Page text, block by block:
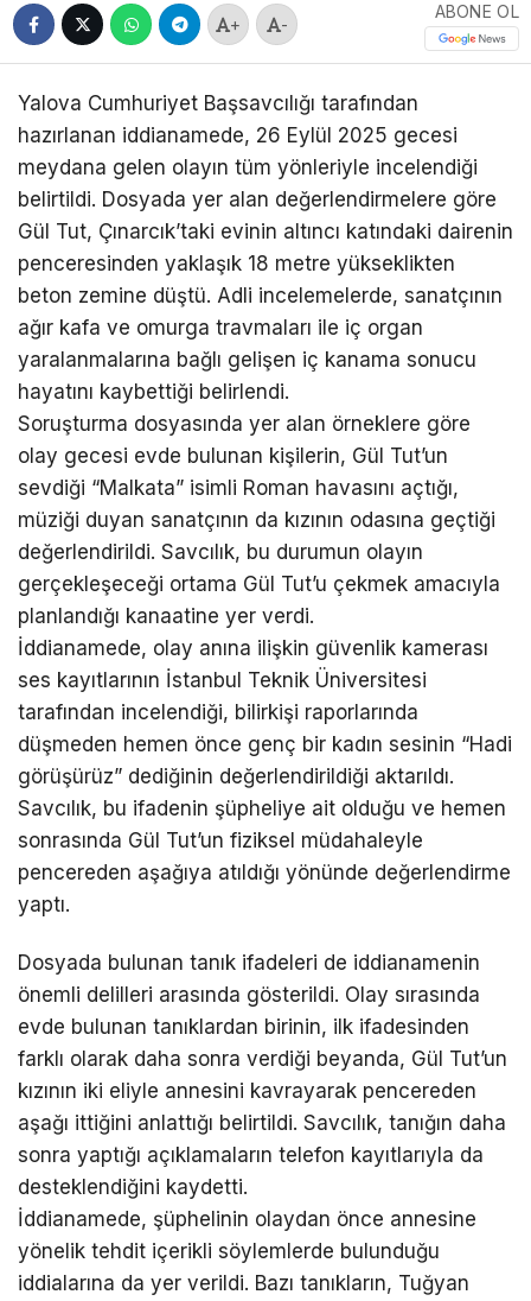
+ -
ABONE OL
Yalova Cumhuriyet Başsavcılığı tarafından
hazırlanan iddianamede, 26 Eylül 2025 gecesi
meydana gelen olayın tüm yönleriyle incelendiği
belirtildi. Dosyada yer alan değerlendirmelere göre
Gül Tut, Çınarcık’taki evinin altıncı katındaki dairenin
penceresinden yaklaşık 18 metre yükseklikten
beton zemine düştü. Adli incelemelerde, sanatçının
ağır kafa ve omurga travmaları ile iç organ
yaralanmalarına bağlı gelişen iç kanama sonucu
hayatını kaybettiği belirlendi.
Soruşturma dosyasında yer alan örneklere göre
olay gecesi evde bulunan kişilerin, Gül Tut’un
sevdiği “Malkata” isimli Roman havasını açtığı,
müziği duyan sanatçının da kızının odasına geçtiği
değerlendirildi. Savcılık, bu durumun olayın
gerçekleşeceği ortama Gül Tut’u çekmek amacıyla
planlandığı kanaatine yer verdi.
İddianamede, olay anına ilişkin güvenlik kamerası
ses kayıtlarının İstanbul Teknik Üniversitesi
tarafından incelendiği, bilirkişi raporlarında
düşmeden hemen önce genç bir kadın sesinin “Hadi
görüşürüz” dediğinin değerlendirildiği aktarıldı.
Savcılık, bu ifadenin şüpheliye ait olduğu ve hemen
sonrasında Gül Tut’un fiziksel müdahaleyle
pencereden aşağıya atıldığı yönünde değerlendirme
yaptı.
Dosyada bulunan tanık ifadeleri de iddianamenin
önemli delilleri arasında gösterildi. Olay sırasında
evde bulunan tanıklardan birinin, ilk ifadesinden
farklı olarak daha sonra verdiği beyanda, Gül Tut’un
kızının iki eliyle annesini kavrayarak pencereden
aşağı ittiğini anlattığı belirtildi. Savcılık, tanığın daha
sonra yaptığı açıklamaların telefon kayıtlarıyla da
desteklendiğini kaydetti.
İddianamede, şüphelinin olaydan önce annesine
yönelik tehdit içerikli söylemlerde bulunduğu
iddialarına da yer verildi. Bazı tanıkların, Tuğyan